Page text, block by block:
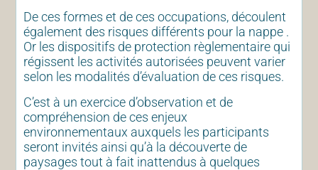
De ces formes et de ces occupations, découlent
également des risques différents pour la nappe .
Or les dispositifs de protection règlementaire qui
régissent les activités autorisées peuvent varier
selon les modalités d’évaluation de ces risques.
C’est à un exercice d’observation et de
compréhension de ces enjeux
environnementaux auxquels les participants
seront invités ainsi qu’à la découverte de
paysages tout à fait inattendus à quelques